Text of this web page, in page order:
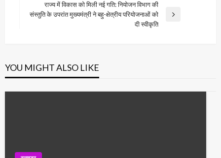
Next
राज्य में विकास को मिली नई गति: नियोजन विभाग की
संस्तुति के उपरांत मुख्यमंत्री ने बहु-क्षेत्रीय परियोजनाओं को
दी स्वीकृति
YOU MIGHT ALSO LIKE